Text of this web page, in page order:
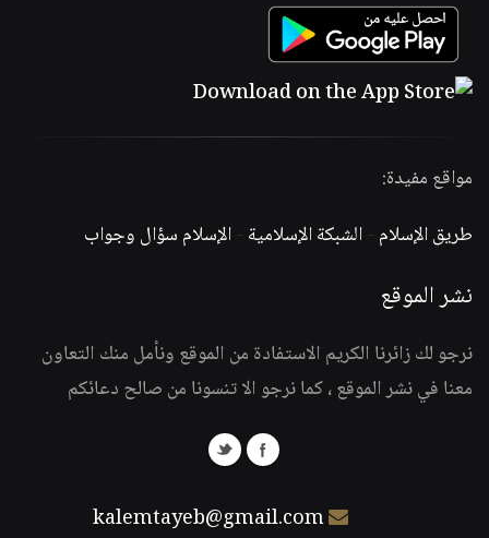
مواقع مفيدة:
طريق الإسلام -الشبكة الإسلامية -الإسلام سؤال وجواب
نشر الموقع
نرجو لك زائرنا الكريم الاستفادة من الموقع ونأمل منك التعاون
معنا في نشر الموقع ، كما نرجو الا تنسونا من صالح دعائكم
kalemtayeb@gmail.com